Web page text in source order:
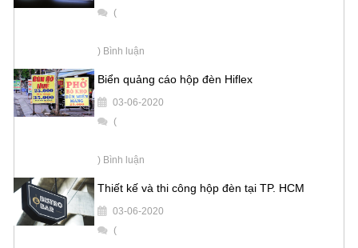
(
) Bình luận
Biển quảng cáo hộp đèn Hiflex
03-06-2020
(
) Bình luận
Thiết kế và thi công hộp đèn tại TP. HCM
03-06-2020
(